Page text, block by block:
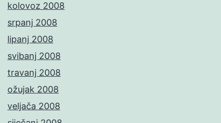
kolovoz 2008
srpanj 2008
lipanj 2008
svibanj 2008
travanj 2008
ožujak 2008
veljača 2008